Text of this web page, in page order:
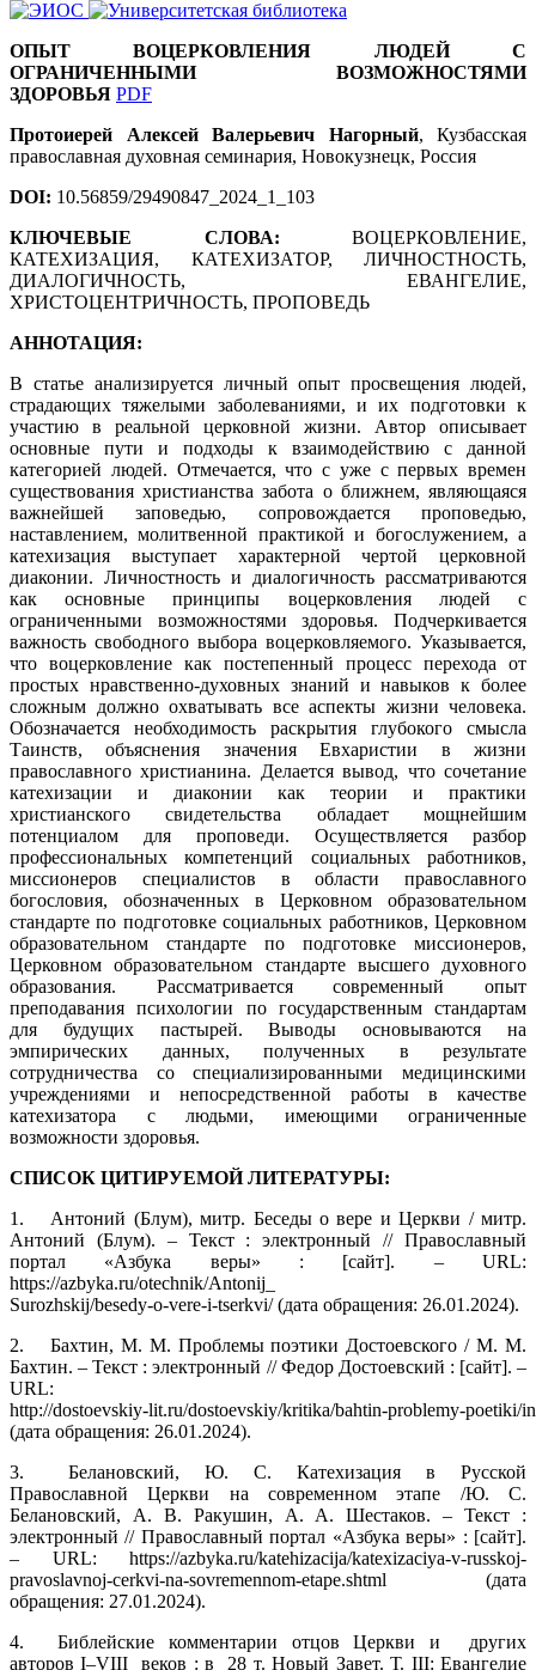
ОПЫТ ВОЦЕРКОВЛЕНИЯ ЛЮДЕЙ С
ОГРАНИЧЕННЫМИ ВОЗМОЖНОСТЯМИ
ЗДОРОВЬЯ PDF
Протоиерей Алексей Валерьевич Нагорный, Кузбасская
православная духовная семинария, Новокузнецк, Россия
DOI: 10.56859/29490847_2024_1_103
КЛЮЧЕВЫЕ СЛОВА: ВОЦЕРКОВЛЕНИЕ,
КАТЕХИЗАЦИЯ, КАТЕХИЗАТОР, ЛИЧНОСТНОСТЬ,
ДИАЛОГИЧНОСТЬ, ЕВАНГЕЛИЕ,
ХРИСТОЦЕНТРИЧНОСТЬ, ПРОПОВЕДЬ
АННОТАЦИЯ:
В статье анализируется личный опыт просвещения людей,
страдающих тяжелыми заболеваниями, и их подготовки к
участию в реальной церковной жизни. Автор описывает
основные пути и подходы к взаимодействию с данной
категорией людей. Отмечается, что с уже с первых времен
существования христианства забота о ближнем, являющаяся
важнейшей заповедью, сопровождается проповедью,
наставлением, молитвенной практикой и богослужением, а
катехизация выступает характерной чертой церковной
диаконии. Личностность и диалогичность рассматриваются
как основные принципы воцерковления людей с
ограниченными возможностями здоровья. Подчеркивается
важность свободного выбора воцерковляемого. Указывается,
что воцерковление как постепенный процесс перехода от
простых нравственно-духовных знаний и навыков к более
сложным должно охватывать все аспекты жизни человека.
Обозначается необходимость раскрытия глубокого смысла
Таинств, объяснения значения Евхаристии в жизни
православного христианина. Делается вывод, что сочетание
катехизации и диаконии как теории и практики
христианского свидетельства обладает мощнейшим
потенциалом для проповеди. Осуществляется разбор
профессиональных компетенций социальных работников,
миссионеров специалистов в области православного
богословия, обозначенных в Церковном образовательном
стандарте по подготовке социальных работников, Церковном
образовательном стандарте по подготовке миссионеров,
Церковном образовательном стандарте высшего духовного
образования. Рассматривается современный опыт
преподавания психологии по государственным стандартам
для будущих пастырей. Выводы основываются на
эмпирических данных, полученных в результате
сотрудничества со специализированными медицинскими
учреждениями и непосредственной работы в качестве
катехизатора с людьми, имеющими ограниченные
возможности здоровья.
СПИСОК ЦИТИРУЕМОЙ ЛИТЕРАТУРЫ:
1.
Антоний (Блум), митр. Беседы о вере и Церкви / митр.
Антоний (Блум). – Текст : электронный // Православный
портал «Азбука веры» : [сайт]. – URL:
https://azbyka.ru/otechnik/Antonij_
Surozhskij/besedy‑o‑vere‑i‑tserkvi/ (дата обращения: 26.01.2024).
2.
Бахтин, М. М. Проблемы поэтики Достоевского / М. М.
Бахтин. – Текст : электронный // Федор Достоевский : [сайт]. –
URL:
http://dostoevskiy‑lit.ru/dostoevskiy/kritika/bahtin‑problemy‑poetiki/
(дата обращения: 26.01.2024).
3.
Белановский, Ю. С. Катехизация в Русской
Православной Церкви на современном этапе /Ю. С.
Белановский, А. В. Ракушин, А. А. Шестаков. – Текст :
электронный // Православный портал «Азбука веры» : [сайт].
– URL: https://azbyka.ru/katehizacija/katexizaciya‑v‑russkoj‑
pravoslavnoj‑cerkvi‑na‑sovremennom‑etape.shtml (дата
обращения: 27.01.2024).
4.
Библейские комментарии отцов Церкви и других
авторов I–VIII веков : в 28 т. Новый Завет. Т. III: Евангелие